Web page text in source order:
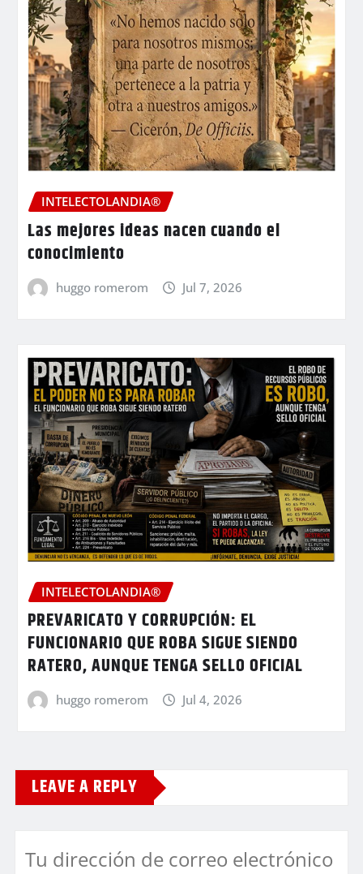
INTELECTOLANDIA®
Las mejores ideas nacen cuando el
conocimiento
huggo romerom Jul 7, 2026
INTELECTOLANDIA®
PREVARICATO Y CORRUPCIÓN: EL
FUNCIONARIO QUE ROBA SIGUE SIENDO
RATERO, AUNQUE TENGA SELLO OFICIAL
huggo romerom Jul 4, 2026
LEAVE A REPLY
Tu dirección de correo electrónico